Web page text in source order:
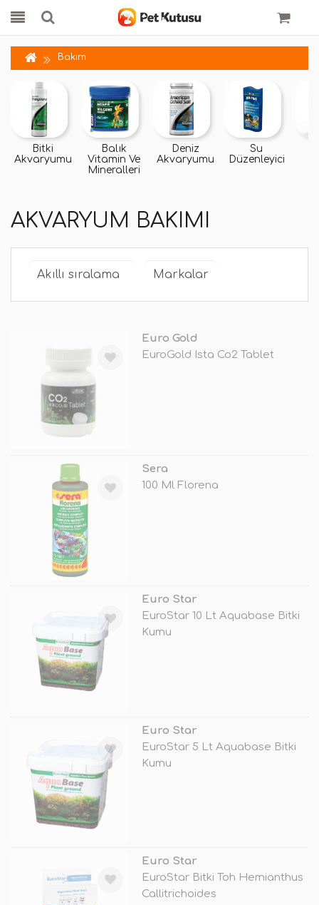
Bakım
Bitki
Akvaryumu
Balık
Vitamin Ve
Mineralleri
Deniz
Akvaryumu
Su
Düzenleyici
AKVARYUM BAKIMI
Euro Gold
EuroGold Ista Co2 Tablet
Sera
100 Ml Florena
Euro Star
EuroStar 10 Lt Aquabase Bitki
Kumu
Euro Star
EuroStar 5 Lt Aquabase Bitki
Kumu
Euro Star
EuroStar Bitki Toh Hemianthus
Callitrichoides